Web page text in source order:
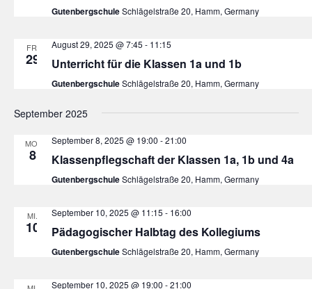
GutenbergschuleSchlägelstraße 20, Hamm, Germany
FR.
29
August 29, 2025 @ 7:45 - 11:15
Unterricht für die Klassen 1a und 1b
GutenbergschuleSchlägelstraße 20, Hamm, Germany
September 2025
MO.
8
September 8, 2025 @ 19:00 -21:00
Klassenpflegschaft der Klassen 1a, 1b und 4a
GutenbergschuleSchlägelstraße 20, Hamm, Germany
MI.
10
September 10, 2025 @ 11:15 - 16:00
Pädagogischer Halbtag des Kollegiums
GutenbergschuleSchlägelstraße 20, Hamm, Germany
September 10, 2025 @ 19:00 -21:00